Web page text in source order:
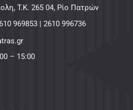
T.K. 265 04, Ρίο Πατρών
969853| 2610 996736
– 15:00